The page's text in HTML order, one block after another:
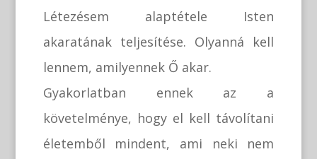
Létezésem alaptétele Isten
akaratának teljesítése. Olyanná kell
lennem, amilyennek Ő akar.
Gyakorlatban ennek az a
követelménye, hogy el kell távolítani
életemből mindent, ami neki nem